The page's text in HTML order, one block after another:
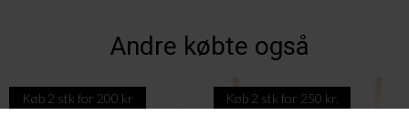
Andre købte også
Køb 2 stk for 200 kr Køb 2 stk for 250 kr.